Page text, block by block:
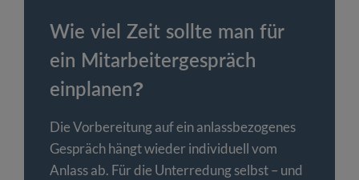
Wie viel Zeit sollte man für
ein Mitarbeitergespräch
einplanen?
Die Vorbereitung auf ein anlassbezogenes
Gespräch hängt wieder individuell vom
Anlass ab. Für die Unterredung selbst – und